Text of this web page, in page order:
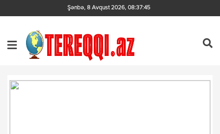
Şənbə, 8 Avqust 2026, 08:37:46